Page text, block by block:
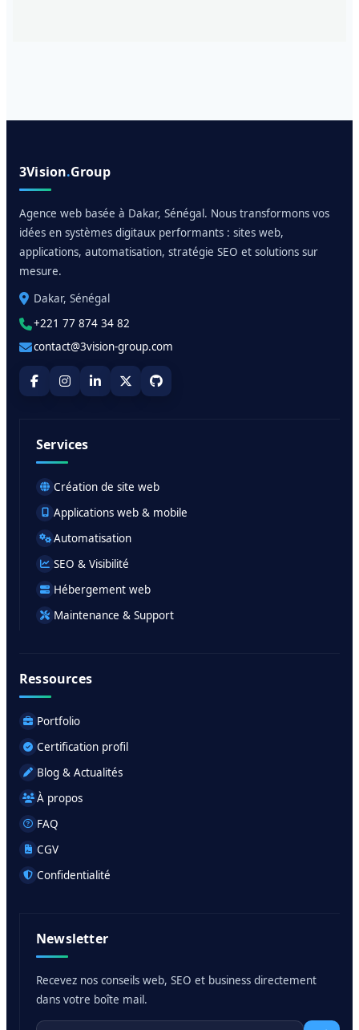
3Vision.Group
Agence web basée à Dakar, Sénégal. Nous transformons vos
idées en systèmes digitaux performants : sites web,
applications, automatisation, stratégie SEO et solutions sur
mesure.
Dakar, Sénégal
+221 77 874 34 82
contact@3vision-group.com
Services
Création de site web
Applications web & mobile
Automatisation
SEO & Visibilité
Hébergement web
Maintenance & Support
Ressources
Portfolio
Certification profil
Blog & Actualités
À propos
FAQ
CGV
Confidentialité
Newsletter
Recevez nos conseils web, SEO et business directement
dans votre boîte mail.